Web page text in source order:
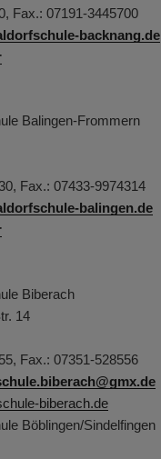
Fax.: 07191-3445700
backnang.de
Balingen-Frommern
Fax.: 07433-9974314
balingen.de
Biberach
14
Fax.: 07351-528556
biberach.de
Böblingen/Sindelfingen